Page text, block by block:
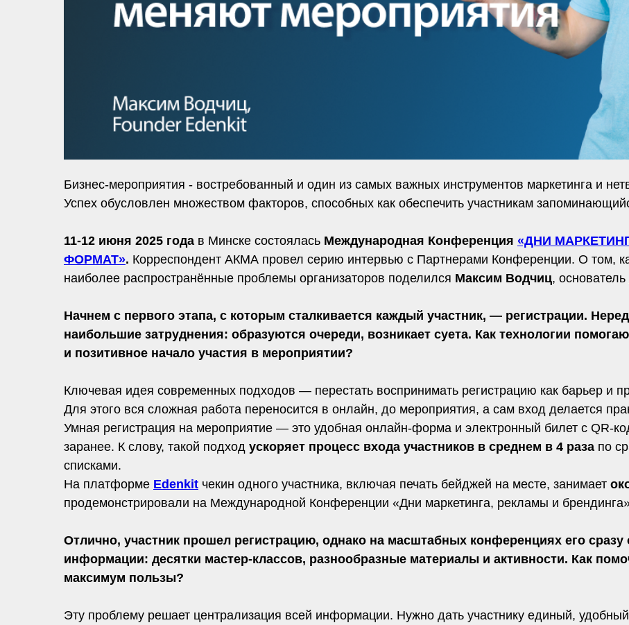
Бизнес-мероприятия - востребованный и один из самых важных инструментов маркетинга и
Успех обусловлен множеством факторов, способных как обеспечить участникам
11-12 июня 2025 года в Минске состоялась Международная Конференция «ДНИ
ФОРМАТ». Корреспондент АКМА провел серию интервью с Партнерами Конференции. О том,
наиболее распространённые проблемы организаторов поделился Максим Водчиц, основатель
Начнем с первого этапа, с которым сталкивается каждый участник, — регистрации.
наибольшие затруднения: образуются очереди, возникает суета. Как технологии
и позитивное начало участия в мероприятии?
Ключевая идея современных подходов — перестать воспринимать регистрацию как барьер и
Для этого вся сложная работа переносится в онлайн, до мероприятия, а сам вход делается
Умная регистрация на мероприятие — это удобная онлайн-форма и электронный билет с QR-
заранее. К слову, такой подход ускоряет процесс входа участников в среднем в 4 раза по
списками.
На платформе Edenkit чекин одного участника, включая печать бейджей на месте, занимает
продемонстрировали на Международной Конференции «Дни маркетинга, рекламы и
Отлично, участник прошел регистрацию, однако на масштабных конференциях его
информации: десятки мастер-классов, разнообразные материалы и активности. Как
максимум пользы?
Эту проблему решает централизация всей информации. Нужно дать участнику единый, удобный